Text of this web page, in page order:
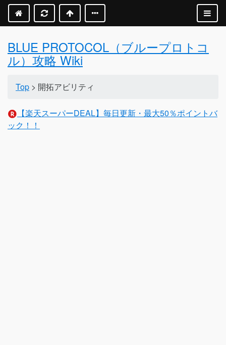
BLUE PROTOCOL（ブループロトコ
ル）攻略 Wiki
Top > 開拓アビリティ
【楽天スーパーDEAL】毎日更新・最大50％ポイントバ
ック！！